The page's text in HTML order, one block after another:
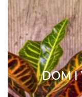
DOM I